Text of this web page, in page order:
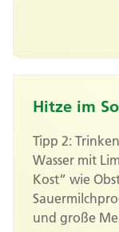
Hitze im
Tipp 2:
Wasser mit
Kost“ wie
und große